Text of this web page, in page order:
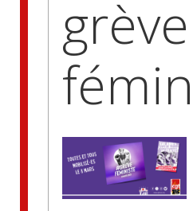
grève